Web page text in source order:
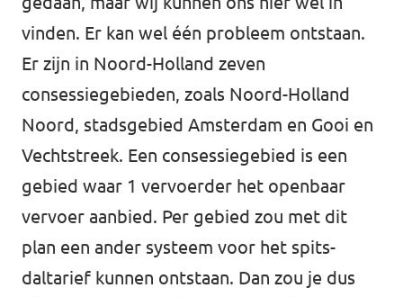
vinden. Er kan wel één probleem ontstaan.
Er zijn in Noord-Holland zeven
consessiegebieden, zoals Noord-Holland
Noord, stadsgebied Amsterdam en Gooi en
Vechtstreek. Een consessiegebied is een
gebied waar 1 vervoerder het openbaar
vervoer aanbied. Per gebied zou met dit
plan een ander systeem voor het spits-
daltarief kunnen ontstaan. Dan zou je dus